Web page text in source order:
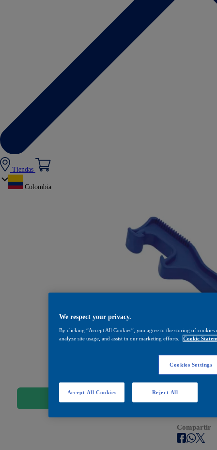
Tiendas
Colombia
Encuéntralos en estos
Compartir
We respect your privacy.
By clicking “Accept All Cookies”, you agree to the storing of
analyze site usage, and assist in our marketing efforts.
Cookie
Cookies Settings
Reject All
Accept All Cookies